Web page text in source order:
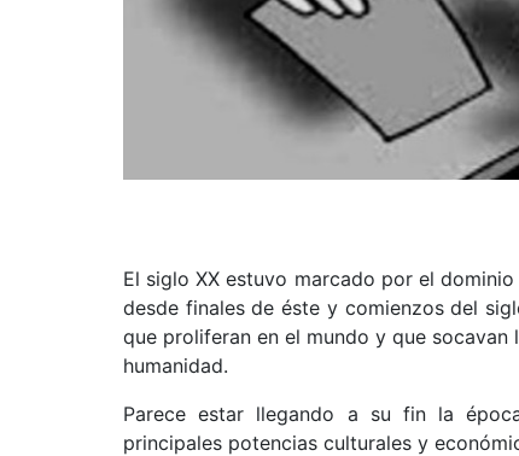
El siglo XX estuvo marcado por el
desde finales de éste y comienzos del
que proliferan en el mundo y que
humanidad.
Parece estar llegando a su fin la
principales potencias culturales y